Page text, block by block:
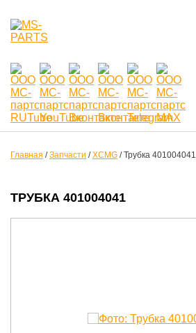
Главная /Запчасти /XCMG /Трубка 401004041
ТРУБКА 401004041